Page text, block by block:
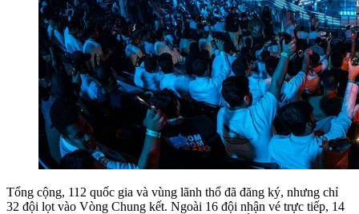
Tổng cộng, 112 quốc gia và vùng lãnh thổ đã đăng ký, nhưng chỉ
32 đội lọt vào Vòng Chung kết. Ngoài 16 đội nhận vé trực tiếp, 14